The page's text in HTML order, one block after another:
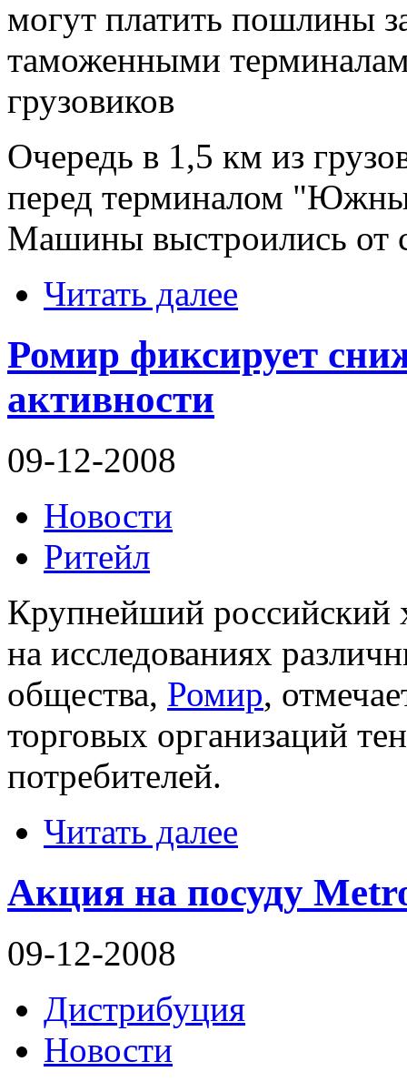
могут платить пошлины
таможенными
грузовиков
Очередь в 1,5 км из
перед терминалом
Машины выстроились от
Читать далее
Ромир фиксирует
активности
09-12-2008
Новости
Ритейл
Крупнейший российский
на исследованиях
общества, Ромир,
торговых организаций
потребителей.
Читать далее
Акция на посуду
09-12-2008
Дистрибуция
Новости